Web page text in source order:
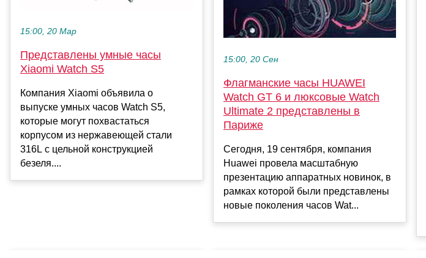
15:00, 20 Мар
Представлены умные часы
Xiaomi Watch S5
Компания Xiaomi объявила о
выпуске умных часов Watch S5,
которые могут похвастаться
корпусом из нержавеющей стали
316L с цельной конструкцией
безеля....
15:00, 20 Сен
Флагманские часы HUAWEI
Watch GT 6 и люксовые Watch
Ultimate 2 представлены в
Париже
Сегодня, 19 сентября, компания
Huawei провела масштабную
презентацию аппаратных новинок, в
рамках которой были представлены
новые поколения часов Wat...